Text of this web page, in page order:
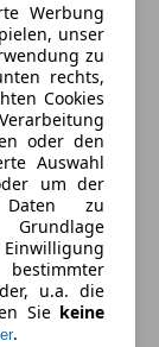
Werbung
unser
zu
rechts,
Cookies
oder den
Auswahl
um der
Daten zu
u.a. die
Sie keine
.